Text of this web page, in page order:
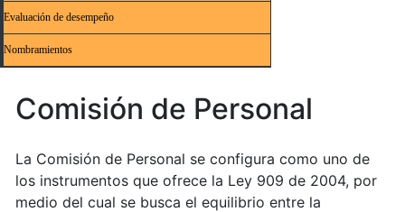
Evaluación de desempeño
Nombramientos
Comisión de Personal
La Comisión de Personal se configura como uno de
los instrumentos que ofrece la Ley 909 de 2004, por
medio del cual se busca el equilibrio entre la